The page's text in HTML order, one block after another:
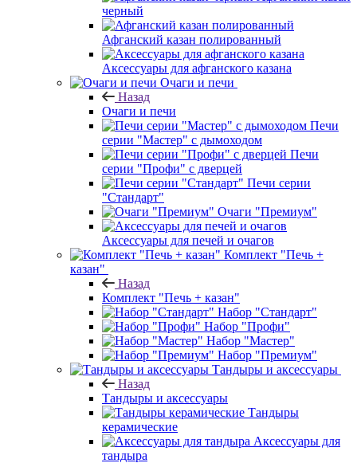
черный
Афганский казан полированный
Аксессуары для афганского казана
Очаги и печи
Назад
Очаги и печи
Печи
серии "Мастер" с дымоходом
Печи
серии "Профи" с дверцей
Печи серии
"Стандарт"
Очаги "Премиум"
Аксессуары для печей и очагов
Комплект "Печь +
казан"
Назад
Комплект "Печь + казан"
Набор "Стандарт"
Набор "Профи"
Набор "Мастер"
Набор "Премиум"
Тандыры и аксессуары
Назад
Тандыры и аксессуары
Тандыры
керамические
Аксессуары для
тандыра